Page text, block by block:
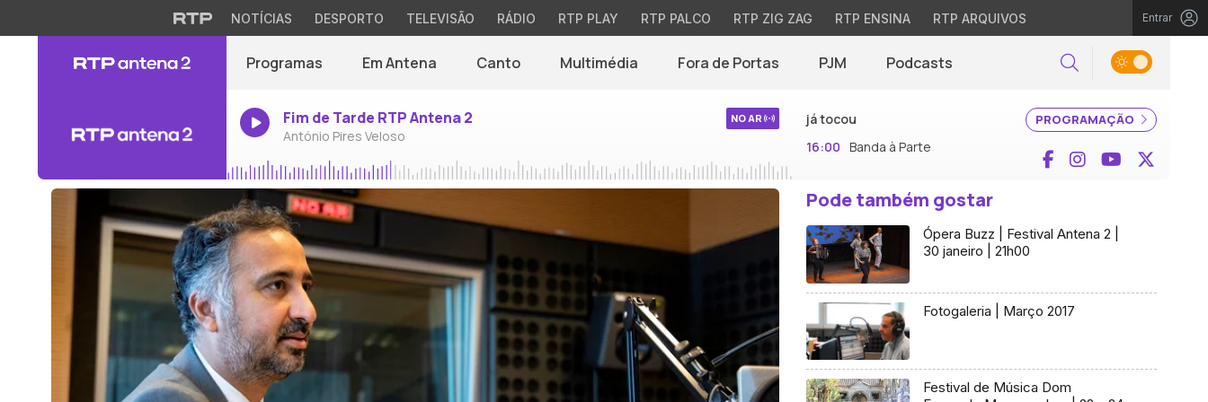
NOTÍCIAS DESPORTO TELEVISÃO RÁDIO RTP PLAY RTP PALCO RTP ZIG ZAG RTP ENSINA RTP ARQUIVOS Entrar
Programas Em Antena Canto Multimédia Fora de Portas PJM Podcasts Pesquisar
Fim de Tarde RTP Antena 2
António Pires Veloso
NO AR PROGRAMAÇÃO
já tocou
16:00 Banda à Parte Facebook
InstagramYouTube
Pode também gostar
Ópera Buzz | Festival Antena 2 |
30 janeiro | 21h00
Fotogaleria | Março 2017
Festival de Música Dom